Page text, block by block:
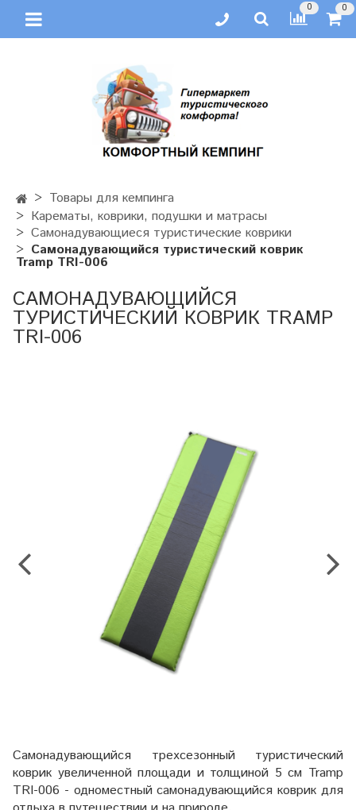
0 0
Товары для кемпинга
Карематы, коврики, подушки и матрасы
Самонадувающиеся туристические коврики
Самонадувающийся туристический коврик
Tramp TRI-006
САМОНАДУВАЮЩИЙСЯ
ТУРИСТИЧЕСКИЙ КОВРИК TRAMP
TRI-006
Самонадувающийся трехсезонный туристический
коврик увеличенной площади и толщиной 5 см Tramp
TRI-006 - одноместный самонадувающийся коврик для